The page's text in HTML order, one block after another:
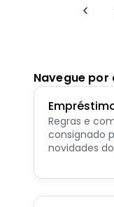
Navegue
Regras e
consignado
novidades
consignado